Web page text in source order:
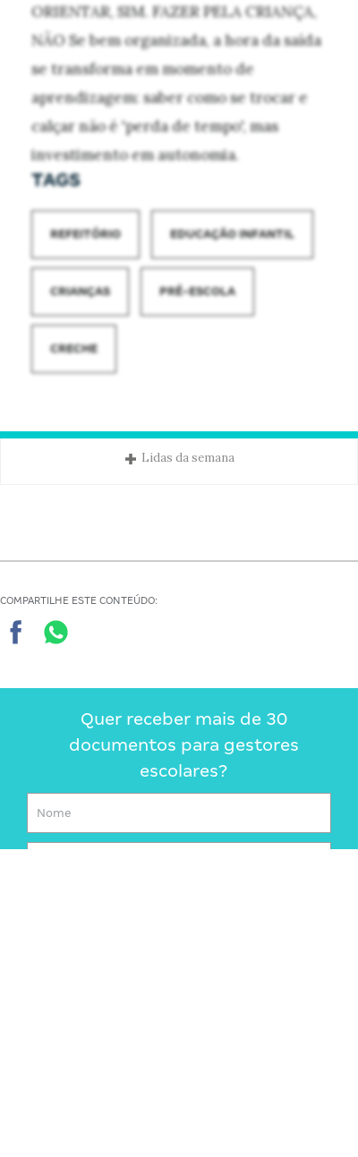
ORIENTAR, SIM. FAZER PELA CRIANÇA,
NÃOSe bem organizada, a hora da saída
se transforma em momento de
aprendizagem: saber como se trocar e
calçar não é 'perda de tempo', mas
investimento em autonomia.
TAGS
REFEITÓRIO EDUCAÇÃO INFANTIL
CRIANÇAS PRÉ-ESCOLA
CRECHE
Lidas da semana
COMPARTILHE ESTE CONTEÚDO:
Quer receber mais de 30
documentos para gestores
escolares?